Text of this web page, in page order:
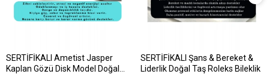
SERTİFİKALI Ametist Jasper
Kaplan Gözü Disk Model Doğal
SERTİFİKALI Şans & Bereket &
Liderlik Doğal Taş Roleks Bileklik